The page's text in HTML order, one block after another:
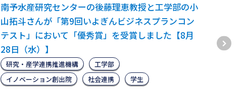
南予水産研究センターの後藤理恵教授と工学部の小
山拓斗さんが「第9回いよぎんビジネスプランコン
テスト」において「優秀賞」を受賞しました【8月
28日（水）】
研究・産学連携推進機構
工学部
イノベーション創出院
社会連携 学生